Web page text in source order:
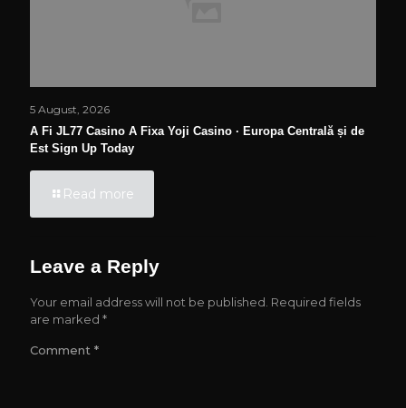
5 August, 2026
A Fi JL77 Casino A Fixa Yoji Casino · Europa Centrală și de
Est Sign Up Today
Read more
Leave a Reply
Your email address will not be published. Required fields
are marked *
Comment *